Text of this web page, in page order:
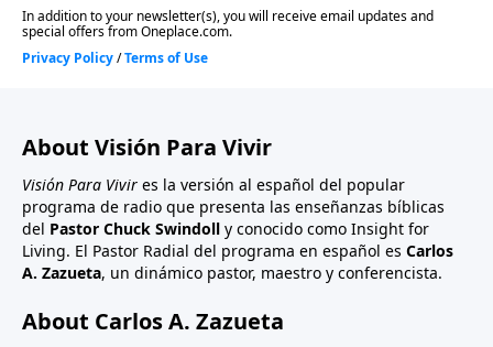
About Visión Para Vivir
Visión Para Vivir es la versión al español del popular
programa de radio que presenta las enseñanzas bíblicas
del Pastor Chuck Swindoll y conocido como Insight for
Living. El Pastor Radial del programa en español es Carlos
A. Zazueta, un dinámico pastor, maestro y conferencista.
About Carlos A. Zazueta